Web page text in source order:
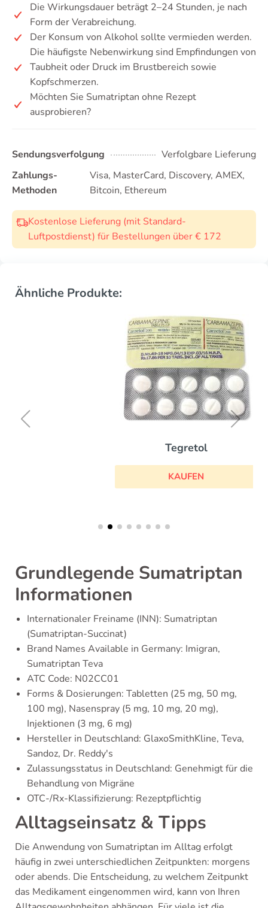
Die Wirkungsdauer beträgt 2–24 Stunden, je nach
Form der Verabreichung.
Der Konsum von Alkohol sollte vermieden werden.
Die häufigste Nebenwirkung sind Empfindungen von
Taubheit oder Druck im Brustbereich sowie
Kopfschmerzen.
Möchten Sie Sumatriptan ohne Rezept
ausprobieren?
Sendungsverfolgung
Verfolgbare Lieferung
Zahlungs-
Methoden
Visa, MasterCard, Discovery, AMEX,
Bitcoin, Ethereum
Kostenlose Lieferung (mit Standard-
Luftpostdienst) für Bestellungen über € 172
Ähnliche Produkte:
Grundlegende Sumatriptan
Informationen
Internationaler Freiname (INN): Sumatriptan
(Sumatriptan-Succinat)
Brand Names Available in Germany: Imigran,
Sumatriptan Teva
ATC Code: N02CC01
Forms & Dosierungen: Tabletten (25 mg, 50 mg,
100 mg), Nasenspray (5 mg, 10 mg, 20 mg),
Injektionen (3 mg, 6 mg)
Hersteller in Deutschland: GlaxoSmithKline, Teva,
Sandoz, Dr. Reddy's
Zulassungsstatus in Deutschland: Genehmigt für die
Behandlung von Migräne
OTC-/Rx-Klassifizierung: Rezeptpflichtig
Alltagseinsatz & Tipps
Die Anwendung von Sumatriptan im Alltag erfolgt
häufig in zwei unterschiedlichen Zeitpunkten: morgens
oder abends. Die Entscheidung, zu welchem Zeitpunkt
das Medikament eingenommen wird, kann von Ihren